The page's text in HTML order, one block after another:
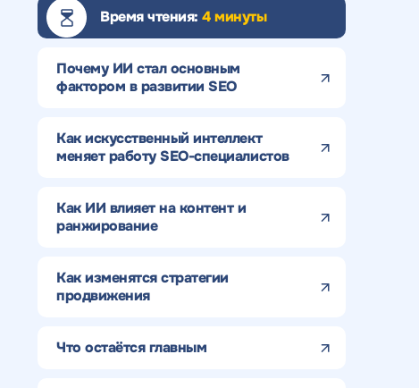
Время чтения:4 минуты
Почему ИИ стал основным
фактором в развитии SEO
Как искусственный интеллект
меняет работу SEO-специалистов
Как ИИ влияет на контент и
ранжирование
Как изменятся стратегии
продвижения
Что остаётся главным